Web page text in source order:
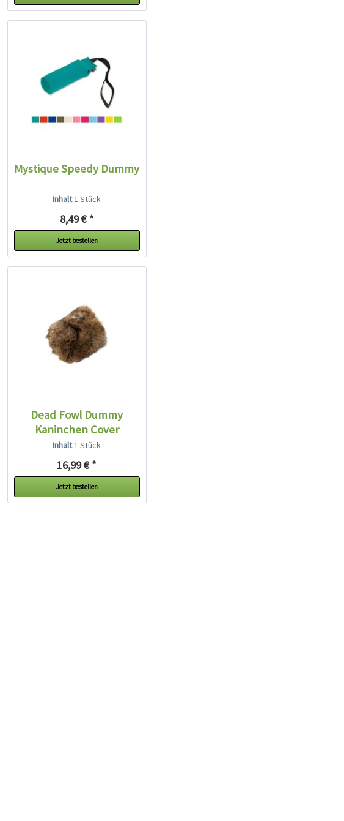
Mystique Speedy Dummy
Inhalt1 Stück
8,49 € *
Jetzt bestellen
Dead Fowl Dummy
Kaninchen Cover
Inhalt1 Stück
16,99 € *
Jetzt bestellen